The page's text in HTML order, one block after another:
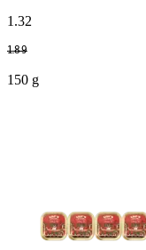
1 .32
1.89
150 g